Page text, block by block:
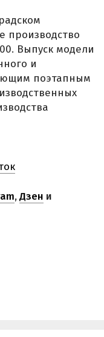
производство
Выпуск модели
и
поэтапным
,Дзен и